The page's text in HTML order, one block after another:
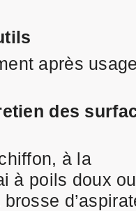
après
des
à la
à poils doux ou